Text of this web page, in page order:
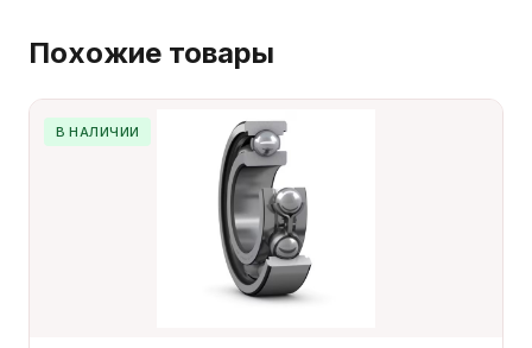
Похожие товары
В НАЛИЧИИ